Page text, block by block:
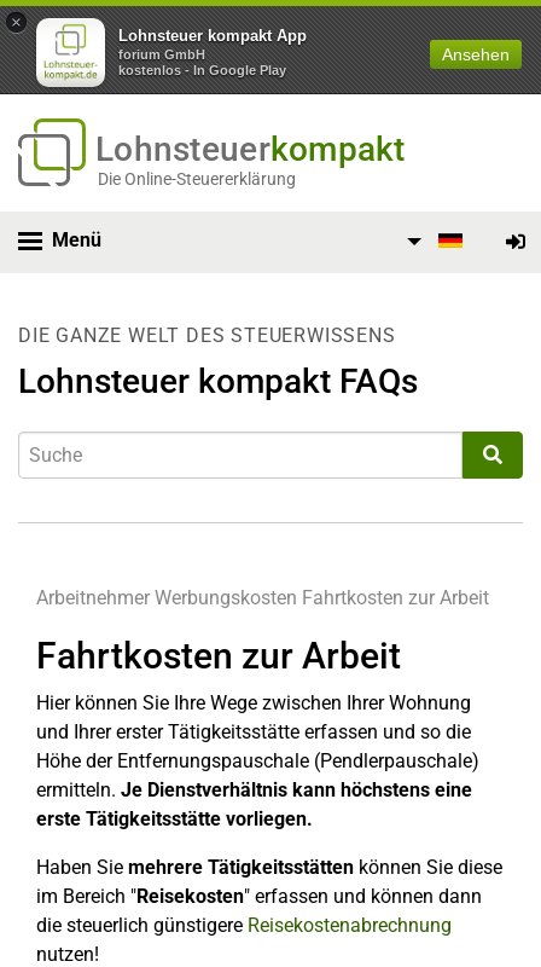
×
Lohnsteuer kompakt App
forium GmbH
kostenlos - In Google Play
Ansehen
Lohnsteuerkompakt
Die Online-Steuererklärung
Menü
DIE GANZE WELT DES STEUERWISSENS
Lohnsteuer kompakt FAQs
Arbeitnehmer Werbungskosten Fahrtkosten zur Arbeit
Fahrtkosten zur Arbeit
Hier können Sie Ihre Wege zwischen Ihrer Wohnung
und Ihrer erster Tätigkeitsstätte erfassen und so die
Höhe der Entfernungspauschale (Pendlerpauschale)
ermitteln. Je Dienstverhältnis kann höchstens eine
erste Tätigkeitsstätte vorliegen.
Haben Sie mehrere Tätigkeitsstätten können Sie diese
im Bereich "Reisekosten" erfassen und können dann
die steuerlich günstigere Reisekostenabrechnung
nutzen!